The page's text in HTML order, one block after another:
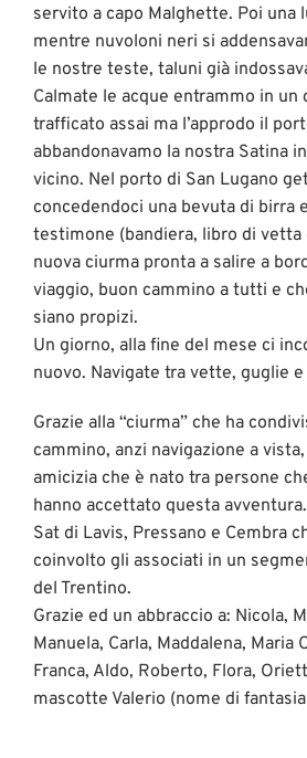
servito a capo Malghette. Poi una
mentre nuvoloni neri si
le nostre teste, taluni già
Calmate le acque entrammo in un
trafficato assai ma l’approdo il
abbandonavamo la nostra Satina
vicino. Nel porto di San Lugano
concedendoci una bevuta di birra
testimone (bandiera, libro di vetta
nuova ciurma pronta a salire a
viaggio, buon cammino a tutti e
siano propizi.
Un giorno, alla fine del mese ci
nuovo. Navigate tra vette, guglie
Grazie alla “ciurma” che ha
cammino, anzi navigazione a
amicizia che è nato tra persone
hanno accettato questa
Sat di Lavis, Pressano e Cembra
coinvolto gli associati in un
del Trentino.
Grazie ed un abbraccio a: Nicola,
Manuela, Carla, Maddalena, Maria
Franca, Aldo, Roberto, Flora,
mascotte Valerio (nome di